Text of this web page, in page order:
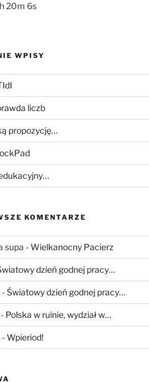
20m 7s
WPISY
liczb
propozycję…
KOMENTARZE
supa -Wielkanocny Pacierz
dzień godnej pracy…
-Światowy dzień godnej pracy…
- Polska w ruinie, wydział w…
-Wpieriod!